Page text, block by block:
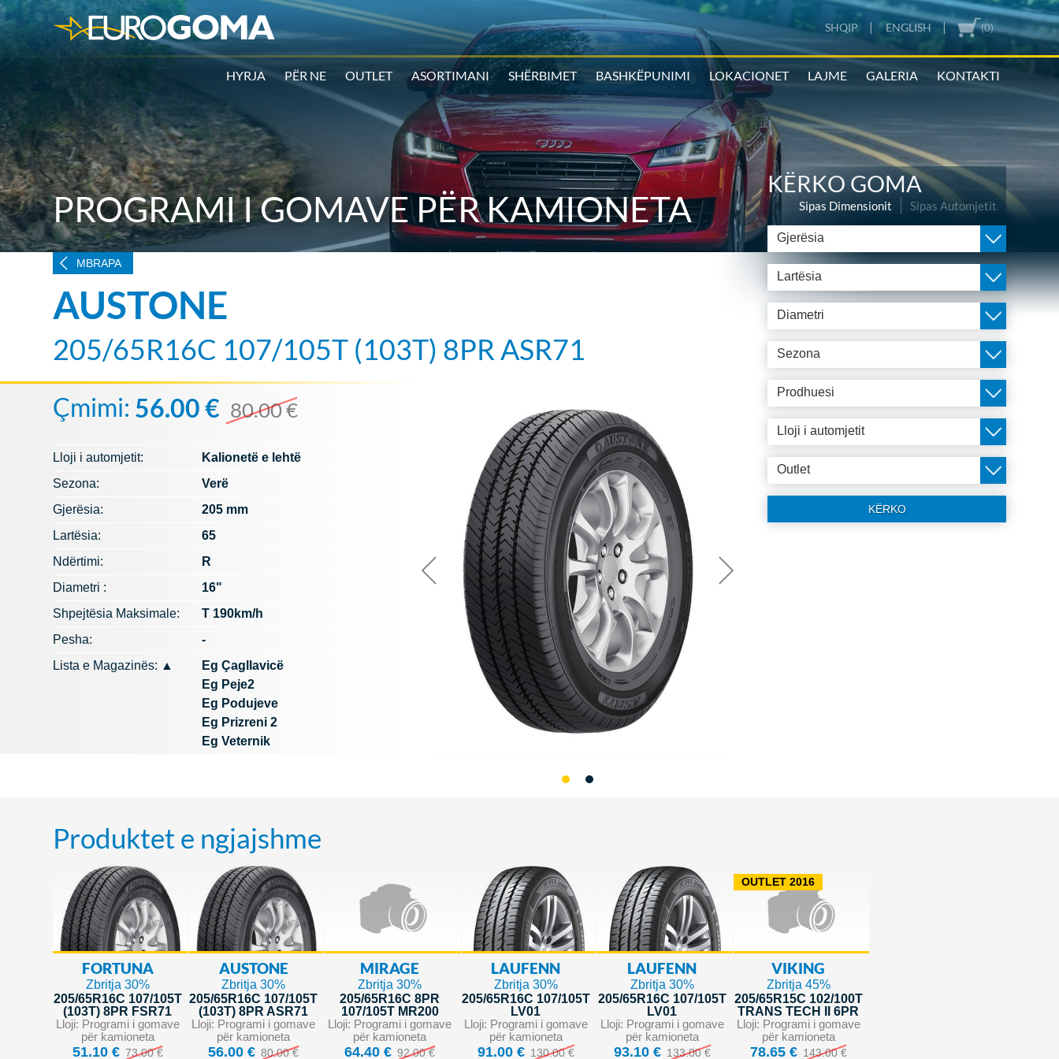
(0)
SHQIP | ENGLISH |
HYRJA PËR NE OUTLET ASORTIMANI SHËRBIMET BASHKËPUNIMI LOKACIONET LAJME GALERIA KONTAKTI
PROGRAMI I GOMAVE PËR KAMIONETA
KËRKO GOMA
Sipas Dimensionit Sipas Automjetit
Gjerësia
Lartësia
Diametri
Sezona
Prodhuesi
Lloji i automjetit
Outlet
KËRKO
MBRAPA
AUSTONE
205/65R16C 107/105T (103T) 8PR ASR71
Çmimi: 56.00 € 80.00 €
Lloji i automjetit:
Kalionetë e lehtë
Sezona:
Verë
Gjerësia:
205 mm
Lartësia:
65
Ndërtimi:
R
Diametri :
16"
Shpejtësia Maksimale:
T 190km/h
Pesha:
-
Lista e Magazinës: ▲
Eg Çagllavicë
Eg Peje2
Eg Podujeve
Eg Prizreni 2
Eg Veternik
Produktet e ngjajshme
FORTUNA
Zbritja 30%
205/65R16C 107/105T
(103T) 8PR FSR71
Lloji: Programi i gomave
për kamioneta
51.10 € 73.00 €
AUSTONE
Zbritja 30%
205/65R16C 107/105T
(103T) 8PR ASR71
Lloji: Programi i gomave
për kamioneta
56.00 € 80.00 €
MIRAGE
Zbritja 30%
205/65R16C 8PR
107/105T MR200
Lloji: Programi i gomave
për kamioneta
64.40 € 92.00 €
LAUFENN
Zbritja 30%
205/65R16C 107/105T
LV01
Lloji: Programi i gomave
për kamioneta
91.00 € 130.00 €
LAUFENN
Zbritja 30%
205/65R16C 107/105T
LV01
Lloji: Programi i gomave
për kamioneta
93.10 € 133.00 €
OUTLET 2016
VIKING
Zbritja 45%
205/65R15C 102/100T
TRANS TECH II 6PR
Lloji: Programi i gomave
për kamioneta
78.65 € 143.00 €